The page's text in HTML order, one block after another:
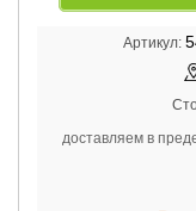
Артикул:
доставляем в